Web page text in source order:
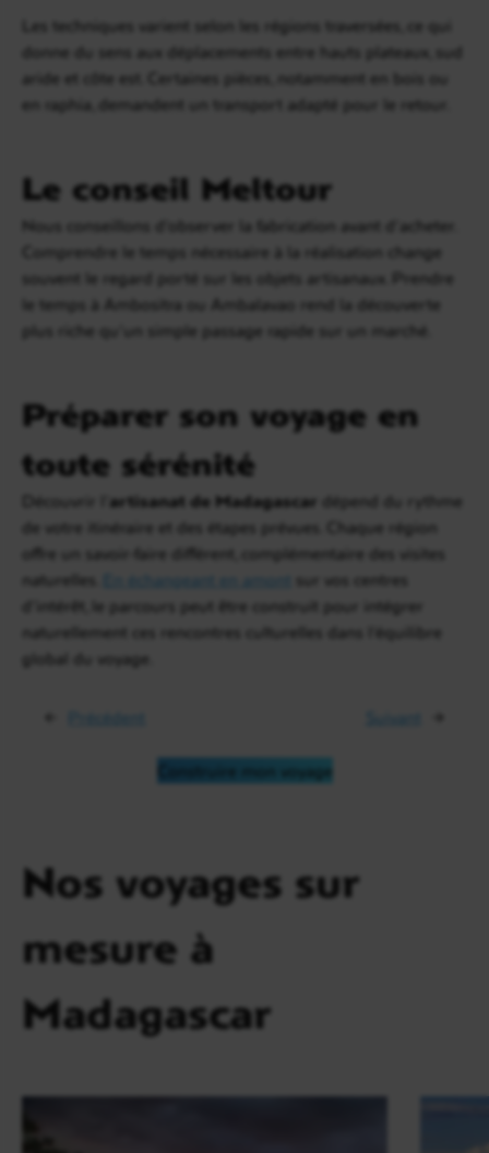
Les techniques varient selon les régions traversées, ce qui
donne du sens aux déplacements entre hauts plateaux, sud
aride et côte est. Certaines pièces, notamment en bois ou
en raphia, demandent un transport adapté pour le retour.
Le conseil Meltour
Nous conseillons d’observer la fabrication avant d’acheter.
Comprendre le temps nécessaire à la réalisation change
souvent le regard porté sur les objets artisanaux. Prendre
le temps à Ambositra ou Ambalavao rend la découverte
plus riche qu’un simple passage rapide sur un marché.
Préparer son voyage en
toute sérénité
Découvrir l’ artisanat de Madagascar dépend du rythme
de votre itinéraire et des étapes prévues. Chaque région
offre un savoir-faire différent, complémentaire des visites
naturelles.
En échangeant en amont
sur vos centres
d’intérêt, le parcours peut être construit pour intégrer
naturellement ces rencontres culturelles dans l’équilibre
global du voyage.
← Suivant →
Construire mon voyage
Nos voyages sur
mesure à
Madagascar